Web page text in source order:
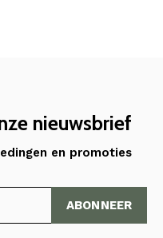
nieuwsbrief
en promoties
ABONNEER